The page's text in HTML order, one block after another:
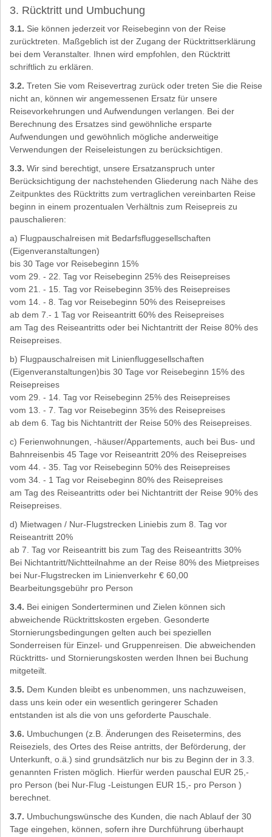
3. Rücktritt und Umbuchung
3.1. Sie können jederzeit vor Reisebeginn von der Reise
zurücktreten. Maßgeblich ist der Zugang der Rücktrittserklärung
bei dem Veranstalter. Ihnen wird empfohlen, den Rücktritt
schriftlich zu erklären.
3.2. Treten Sie vom Reisevertrag zurück oder treten Sie die Reise
nicht an, können wir angemessenen Ersatz für unsere
Reisevorkehrungen und Aufwendungen verlangen. Bei der
Berechnung des Ersatzes sind gewöhnliche ersparte
Aufwendungen und gewöhnlich mögliche anderweitige
Verwendungen der Reiseleistungen zu berücksichtigen.
3.3. Wir sind berechtigt, unsere Ersatzanspruch unter
Berücksichtigung der nachstehenden Gliederung nach Nähe des
Zeitpunktes des Rücktritts zum vertraglichen vereinbarten Reise
beginn in einem prozentualen Verhältnis zum Reisepreis zu
pauschalieren:
a) Flugpauschalreisen mit Bedarfsfluggesellschaften
(Eigenveranstaltungen)
bis 30 Tage vor Reisebeginn 15%
vom 29. - 22. Tag vor Reisebeginn 25% des Reisepreises
vom 21. - 15. Tag vor Reisebeginn 35% des Reisepreises
vom 14. - 8. Tag vor Reisebeginn 50% des Reisepreises
ab dem 7.- 1 Tag vor Reiseantritt 60% des Reisepreises
am Tag des Reiseantritts oder bei Nichtantritt der Reise 80% des
Reisepreises.
b) Flugpauschalreisen mit Linienfluggesellschaften
(Eigenveranstaltungen)bis 30 Tage vor Reisebeginn 15% des
Reisepreises
vom 29. - 14. Tag vor Reisebeginn 25% des Reisepreises
vom 13. - 7. Tag vor Reisebeginn 35% des Reisepreises
ab dem 6. Tag bis Nichtantritt der Reise 50% des Reisepreises.
c) Ferienwohnungen, -häuser/Appartements, auch bei Bus- und
Bahnreisenbis 45 Tage vor Reiseantritt 20% des Reisepreises
vom 44. - 35. Tag vor Reisebeginn 50% des Reisepreises
vom 34. - 1 Tag vor Reisebeginn 80% des Reisepreises
am Tag des Reiseantritts oder bei Nichtantritt der Reise 90% des
Reisepreises.
d) Mietwagen / Nur-Flugstrecken Liniebis zum 8. Tag vor
Reiseantritt 20%
ab 7. Tag vor Reiseantritt bis zum Tag des Reiseantritts 30%
Bei Nichtantritt/Nichtteilnahme an der Reise 80% des Mietpreises
bei Nur-Flugstrecken im Linienverkehr € 60,00
Bearbeitungsgebühr pro Person
3.4. Bei einigen Sonderterminen und Zielen können sich
abweichende Rücktrittskosten ergeben. Gesonderte
Stornierungsbedingungen gelten auch bei speziellen
Sonderreisen für Einzel- und Gruppenreisen. Die abweichenden
Rücktritts- und Stornierungskosten werden Ihnen bei Buchung
mitgeteilt.
3.5. Dem Kunden bleibt es unbenommen, uns nachzuweisen,
dass uns kein oder ein wesentlich geringerer Schaden
entstanden ist als die von uns geforderte Pauschale.
3.6. Umbuchungen (z.B. Änderungen des Reisetermins, des
Reiseziels, des Ortes des Reise antritts, der Beförderung, der
Unterkunft, o.ä.) sind grundsätzlich nur bis zu Beginn der in 3.3.
genannten Fristen möglich. Hierfür werden pauschal EUR 25,-
pro Person (bei Nur-Flug -Leistungen EUR 15,- pro Person )
berechnet.
3.7. Umbuchungswünsche des Kunden, die nach Ablauf der 30
Tage eingehen, können, sofern ihre Durchführung überhaupt